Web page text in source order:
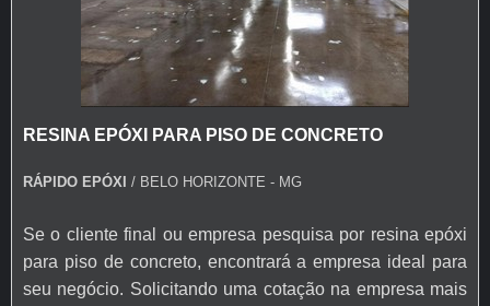
RESINA EPÓXI PARA PISO DE CONCRETO
RÁPIDO EPÓXI / BELO HORIZONTE - MG
Se o cliente final ou empresa pesquisa por resina epóxi
para piso de concreto, encontrará a empresa ideal para
seu negócio. Solicitando uma cotação na empresa mais